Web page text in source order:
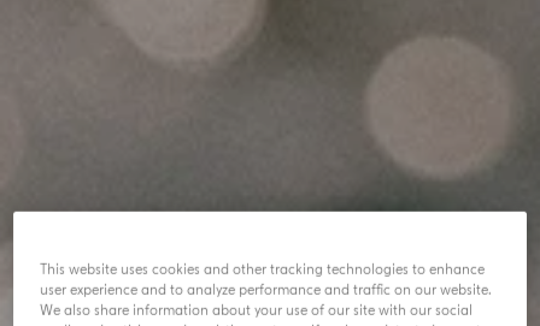
This website uses cookies and other tracking technologies to enhance
user experience and to analyze performance and traffic on our website.
We also share information about your use of our site with our social